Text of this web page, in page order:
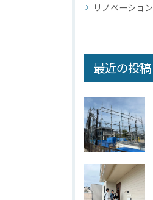
リノベーション
最近の投稿